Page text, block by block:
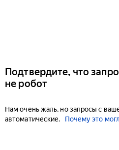
Подтвердите, что
не робот
Нам очень жаль, но запросы с
автоматические.
Почему это